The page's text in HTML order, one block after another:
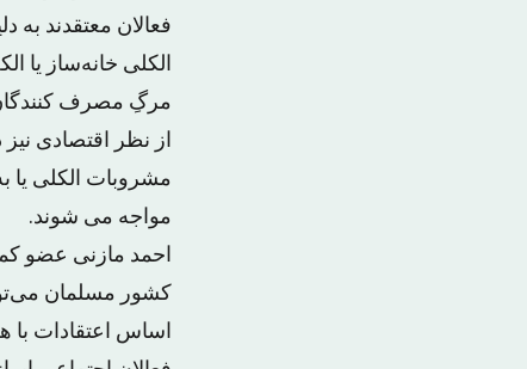
فعالان معتقدند
الکلی خانه‌ساز یا
مرگِ مصرف
از نظر اقتصادی
مشروبات الکلی یا
مواجه می شوند.
احمد مازنی عضو
کشور مسلمان
اساس اعتقادات با